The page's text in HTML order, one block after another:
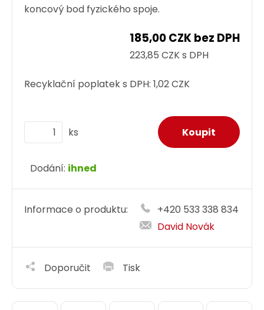
koncový bod fyzického spoje.
185,00 CZK bez DPH
223,85 CZK s DPH
Recyklační poplatek s DPH: 1,02 CZK
ks
Dodání: ihned
Informace o produktu:
+420 533 338 834
David Novák
Doporučit Tisk